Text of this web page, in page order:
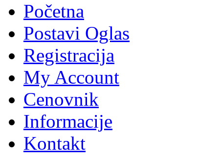
Početna
Postavi Oglas
Registracija
My Account
Cenovnik
Informacije
Kontakt